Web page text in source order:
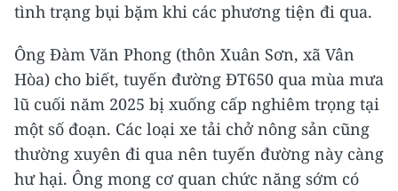
tình trạng bụi bặm khi các phương tiện đi qua.
Ông Đàm Văn Phong (thôn Xuân Sơn, xã Vân
Hòa) cho biết, tuyến đường ĐT650 qua mùa mưa
lũ cuối năm 2025 bị xuống cấp nghiêm trọng tại
một số đoạn. Các loại xe tải chở nông sản cũng
thường xuyên đi qua nên tuyến đường này càng
hư hại. Ông mong cơ quan chức năng sớm có